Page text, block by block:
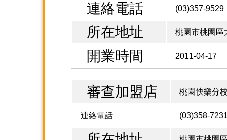
連絡電話 (03)357-9529
所在地址 桃園市桃園區
開業時間 2011-04-17
審查加盟店 桃園快樂分
連絡電話 (03)358-